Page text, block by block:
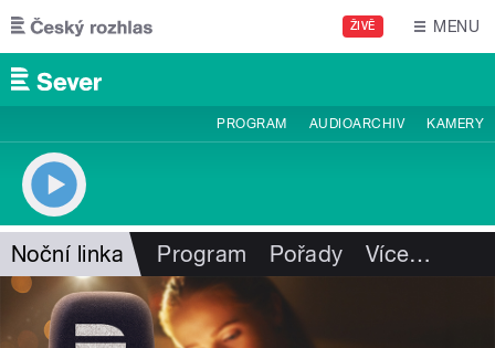
Přejít k hlavnímu obsahu
ŽIVĚ MENU
PROGRAM AUDIOARCHIV KAMERY
Noční linka Program Pořady Více…